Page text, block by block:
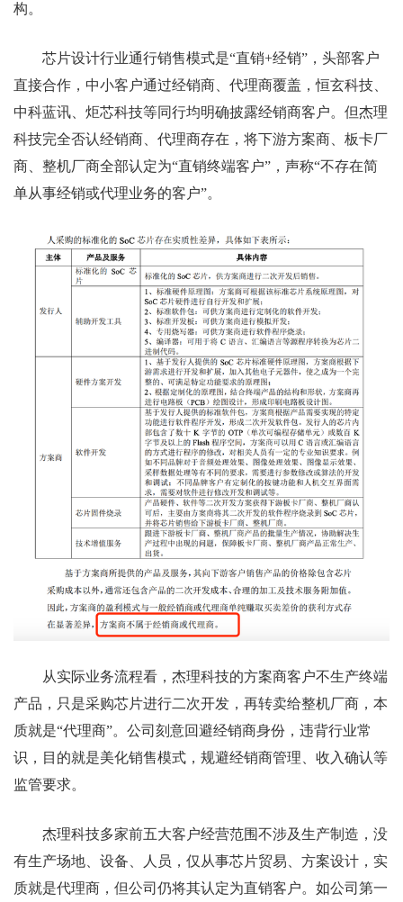
构。
芯片设计行业通行销售模式是“直销+经销”，头部客户
直接合作，中小客户通过经销商、代理商覆盖，恒玄科技、
中科蓝讯、炬芯科技等同行均明确披露经销商客户。但杰理
科技完全否认经销商、代理商存在，将下游方案商、板卡厂
商、整机厂商全部认定为“直销终端客户”，声称“不存在简
单从事经销或代理业务的客户”。
从实际业务流程看，杰理科技的方案商客户不生产终端
产品，只是采购芯片进行二次开发，再转卖给整机厂商，本
质就是“代理商”。公司刻意回避经销商身份，违背行业常
识，目的就是美化销售模式，规避经销商管理、收入确认等
监管要求。
杰理科技多家前五大客户经营范围不涉及生产制造，没
有生产场地、设备、人员，仅从事芯片贸易、方案设计，实
质就是代理商，但公司仍将其认定为直销客户。如公司第一